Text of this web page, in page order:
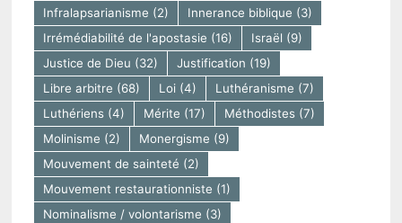
Infralapsarianisme (2) Innerance biblique (3)
Irrémédiabilité de l'apostasie (16) Israël (9)
Justice de Dieu (32) Justification (19)
Libre arbitre (68) Loi(4) Luthéranisme (7)
Luthériens(4) Mérite (17) Méthodistes(7)
Molinisme (2) Monergisme (9)
Mouvement de sainteté (2)
Mouvement restaurationniste (1)
Nominalisme / volontarisme (3)